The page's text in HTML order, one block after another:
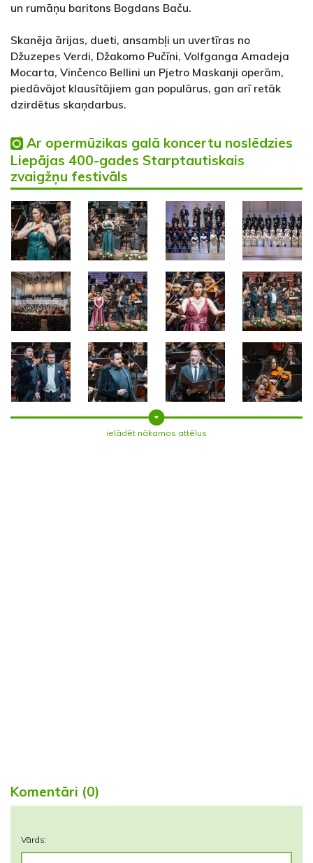
un rumāņu baritons Bogdans Baču.
Skanēja ārijas, dueti, ansambļi un uvertīras no
Džuzepes Verdi, Džakomo Pučīni, Volfganga Amadeja
Mocarta, Vinčenco Bellini un Pjetro Maskanji operām,
piedāvājot klausītājiem gan populārus, gan arī retāk
dzirdētus skaņdarbus.
Ar opermūzikas galā koncertu noslēdzies
Liepājas 400-gades Starptautiskais
zvaigžņu festivāls
ielādēt nākamos attēlus
Komentāri (0)
Vārds: